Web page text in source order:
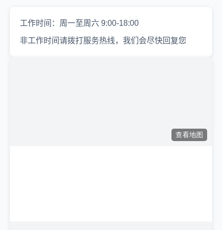
工作时间：周一至周六 9:00-18:00
非工作时间请拨打服务热线，我们会尽快回复您